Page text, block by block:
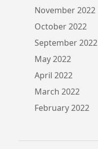
November 2022
October 2022
September 2022
May 2022
April 2022
March 2022
February 2022